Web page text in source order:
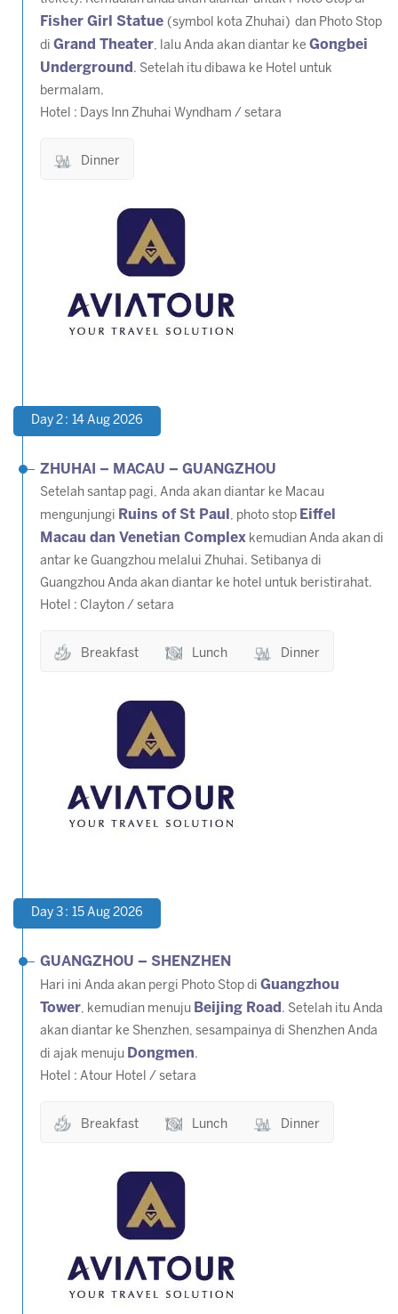
Fisher Girl Statue (symbol kota Zhuhai) dan Photo Stop
di Grand Theater, lalu Anda akan diantar ke Gongbei
Underground . Setelah itu dibawa ke Hotel untuk
bermalam.
Hotel : Days Inn Zhuhai Wyndham / setara
Dinner
Day 2 : 14 Aug 2026
ZHUHAI – MACAU – GUANGZHOU
Setelah santap pagi, Anda akan diantar ke Macau
mengunjungi Ruins of St Paul , photo stop Eiffel
Macau dan Venetian Complex kemudian Anda akan di
antar ke Guangzhou melalui Zhuhai. Setibanya di
Guangzhou Anda akan diantar ke hotel untuk beristirahat.
Hotel : Clayton / setara
Breakfast Lunch Dinner
Day 3 : 15 Aug 2026
GUANGZHOU – SHENZHEN
Hari ini Anda akan pergi Photo Stop di Guangzhou
Tower, kemudian menuju Beijing Road . Setelah itu Anda
akan diantar ke Shenzhen, sesampainya di Shenzhen Anda
di ajak menuju Dongmen.
Hotel : Atour Hotel / setara
Breakfast Lunch Dinner